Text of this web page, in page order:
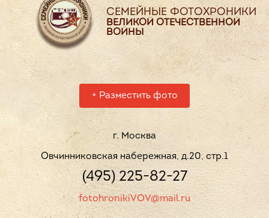
СЕМЕЙНЫЕ ФОТОХРОНИКИ
ВЕЛИКОЙ ОТЕЧЕСТВЕННОЙ
ВОЙНЫ
+ Разместить фото
г. Москва
Овчинниковская набережная, д.20, стр.1
(495) 225-82-27
fotohronikiVOV@mail.ru